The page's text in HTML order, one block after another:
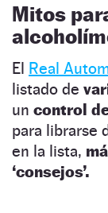
Mitos
El Real
listado de
un control
para librarse
en la lista,
‘consejos’.